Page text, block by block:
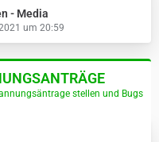
- Media
um 20:59
stellen und Bugs